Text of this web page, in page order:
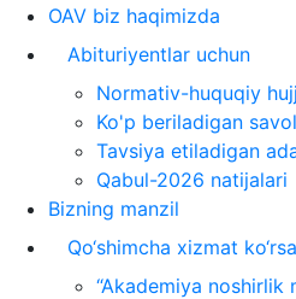
OAV biz haqimizda
Abituriyentlar uchun
Normativ-huquqiy
Ko'p beriladigan
Tavsiya etiladigan
Qabul-2026 natijalari
Bizning manzil
Qo‘shimcha xizmat
“Akademiya noshirlik